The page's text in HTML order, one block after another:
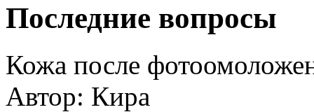
Последние вопросы
Кожа после
Автор: Кира